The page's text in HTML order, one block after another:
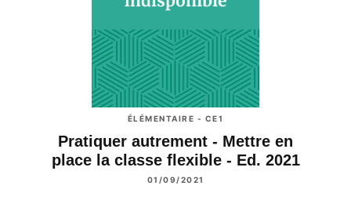
ÉLÉMENTAIRE - CE1
Pratiquer autrement - Mettre en
place la classe flexible - Ed. 2021
01/09/2021